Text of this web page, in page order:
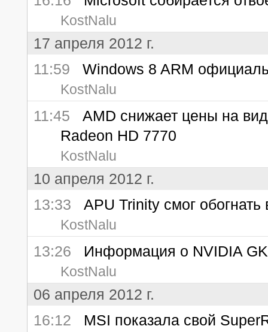
KostNalu
17 апреля 2012 г.
11:59 Windows 8 ARM
KostNalu
11:45 AMD снижает цены на
Radeon HD 7770
KostNalu
10 апреля 2012 г.
13:33 APU Trinity смог обогнать
KostNalu
13:26 Информация о NVIDIA
KostNalu
06 апреля 2012 г.
16:12 MSI показала свой